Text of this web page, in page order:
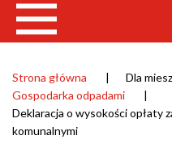
Ścieżka
nawigacyjna
Strona główna
Dla
Gospodarka odpadami
Deklaracja o wysokości opłaty
komunalnymi